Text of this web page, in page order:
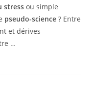
stress ou simple
pseudo-science ? Entre
et dérives
…